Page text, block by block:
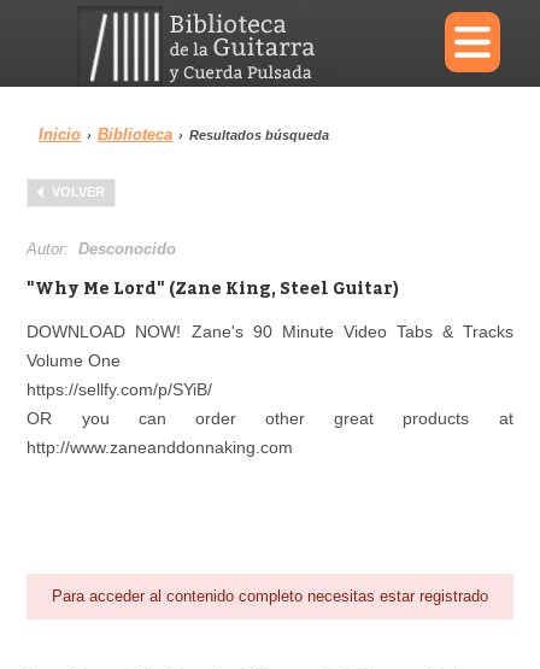
×
Menu
Biblioteca
Área personal
Inicio › Biblioteca › Resultados búsqueda
VOLVER
Autor:Desconocido
"Why Me Lord" (Zane King, Steel Guitar)
DOWNLOAD NOW! Zane's 90 Minute Video Tabs & Tracks
Volume One
https://sellfy.com/p/SYiB/
OR you can order other great products at
http://www.zaneanddonnaking.com
Para acceder al contenido completo necesitas estar registrado